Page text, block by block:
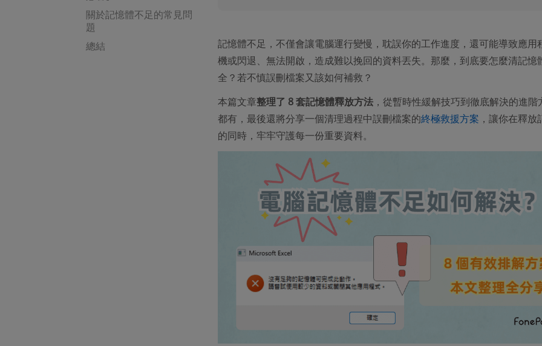
關於記憶體不足的常見問
題
總結
記憶體不足，不僅會讓電腦運行變慢，耽誤你的工作進度，還可能導致應用
機或閃退、無法開啟，造成難以挽回的資料丟失。那麼，到底要怎麼清記憶
全？若不慎誤刪檔案又該如何補救？
本篇文章整理了 8 套記憶體釋放方法，從暫時性緩解技巧到徹底解決的進階
都有，最後還將分享一個清理過程中誤刪檔案的終極救援方案 ，讓你在釋放
的同時，牢牢守護每一份重要資料。